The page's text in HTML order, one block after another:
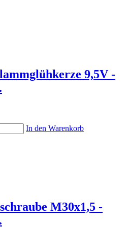
9,5V -
In den Warenkorb
M30x1,5 -